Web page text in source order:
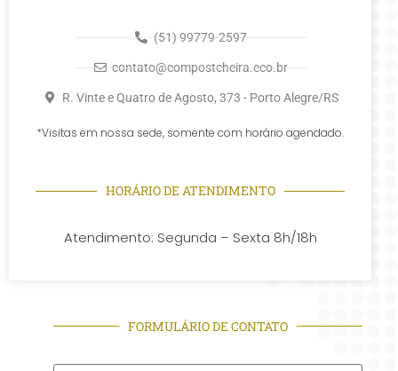
(51) 99779-2597
contato@compostcheira.eco.br
R. Vinte e Quatro de Agosto, 373 - Porto Alegre/RS
*Visitas em nossa sede, somente com horário agendado.
HORÁRIO DE ATENDIMENTO
Atendimento: Segunda – Sexta 8h/18h
FORMULÁRIO DE CONTATO